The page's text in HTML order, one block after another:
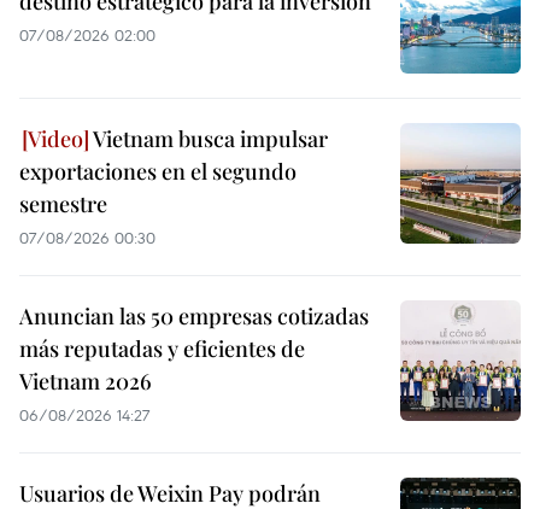
07/08/2026 02:00
Vietnam busca impulsar
exportaciones en el segundo
semestre
07/08/2026 00:30
Anuncian las 50 empresas cotizadas
más reputadas y eficientes de
Vietnam 2026
06/08/2026 14:27
Usuarios de Weixin Pay podrán